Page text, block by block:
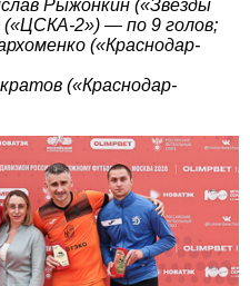
Рыжонкин («Звёзды
2») — по 9 голов;
(«Краснодар-
(«Краснодар-